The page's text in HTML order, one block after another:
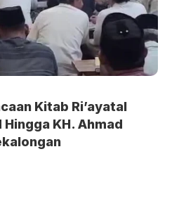
Kitab Ri’ayatal
KH. Ahmad